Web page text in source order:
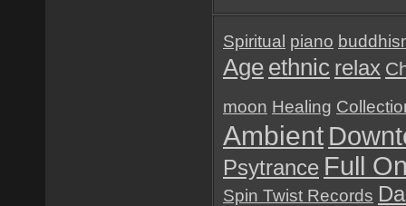
Spiritual piano
Age ethnic relax
moon Healing
Ambient
Psytrance Full
Spin Twist Records